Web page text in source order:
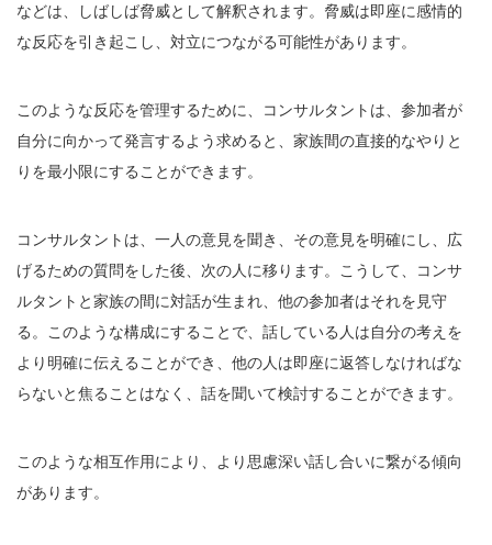
などは、しばしば脅威として解釈されます。脅威は即座に感情的
な反応を引き起こし、対立につながる可能性があります。
このような反応を管理するために、コンサルタントは、参加者が
自分に向かって発言するよう求めると、家族間の直接的なやりと
りを最小限にすることができます。
コンサルタントは、一人の意見を聞き、その意見を明確にし、広
げるための質問をした後、次の人に移ります。こうして、コンサ
ルタントと家族の間に対話が生まれ、他の参加者はそれを見守
る。このような構成にすることで、話している人は自分の考えを
より明確に伝えることができ、他の人は即座に返答しなければな
らないと焦ることはなく、話を聞いて検討することができます。
このような相互作用により、より思慮深い話し合いに繋がる傾向
があります。